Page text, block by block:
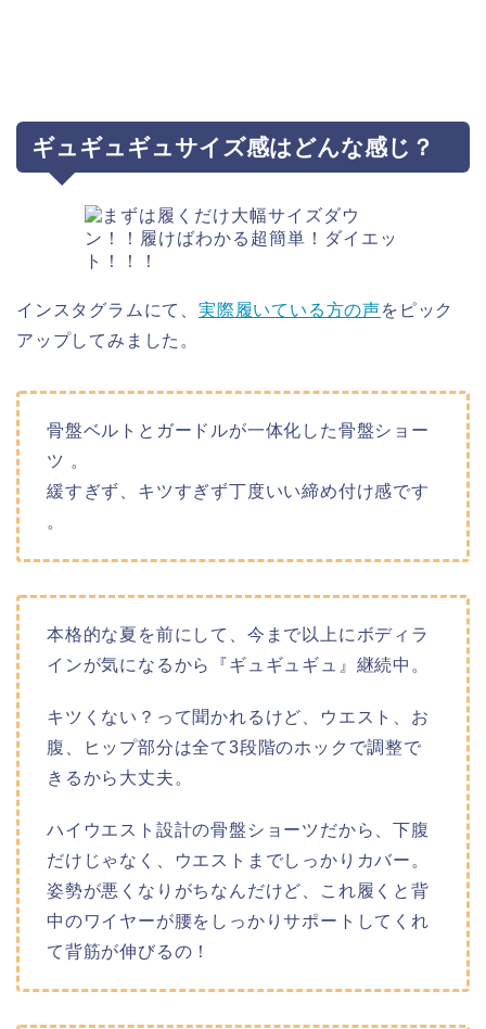
ギュギュギュサイズ感はどんな感じ？
インスタグラムにて、実際履いている方の声をピック
アップしてみました。
骨盤ベルトとガードルが一体化した骨盤ショー
ツ 。
緩すぎず、キツすぎず丁度いい締め付け感です
。
本格的な夏を前にして、今まで以上にボディラ
インが気になるから『ギュギュギュ』継続中。
キツくない？って聞かれるけど、ウエスト、お
腹、ヒップ部分は全て3段階のホックで調整で
きるから大丈夫。
ハイウエスト設計の骨盤ショーツだから、下腹
だけじゃなく、ウエストまでしっかりカバー。
姿勢が悪くなりがちなんだけど、これ履くと背
中のワイヤーが腰をしっかりサポートしてくれ
て背筋が伸びるの！